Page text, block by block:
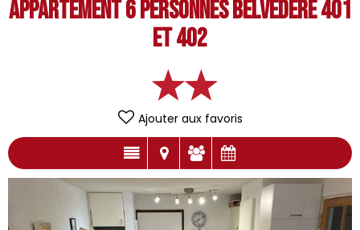
Appartement 6 personnes Belvédère 401
et 402
Ajouter aux favoris